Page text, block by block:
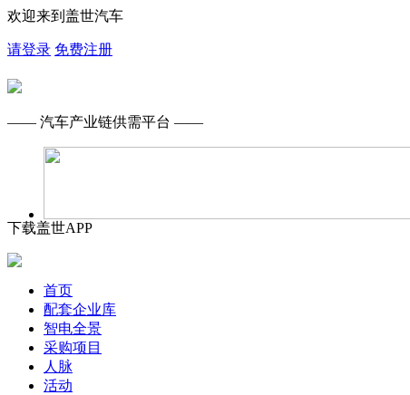
欢迎来到盖世汽车
请登录 免费注册
—— 汽车产业链供需平台 ——
下载盖世APP
首页
配套企业库
智电全景
采购项目
人脉
活动